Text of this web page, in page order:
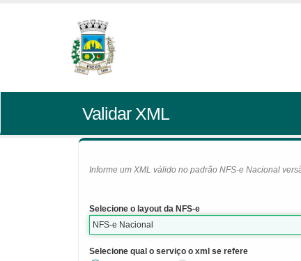
Validar XML
Informe um XML válido no padrão NFS-e Nacional
Selecione o layout da NFS-e
NFS-e Nacional
Selecione qual o serviço o xml se refere